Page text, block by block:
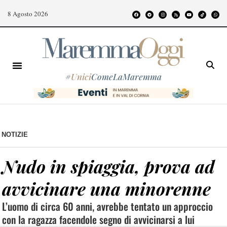
8 Agosto 2026
#UniciComeLaMaremma
NOTIZIE
Nudo in spiaggia, prova ad
avvicinare una minorenne
L’uomo di circa 60 anni, avrebbe tentato un approccio
con la ragazza facendole segno di avvicinarsi a lui